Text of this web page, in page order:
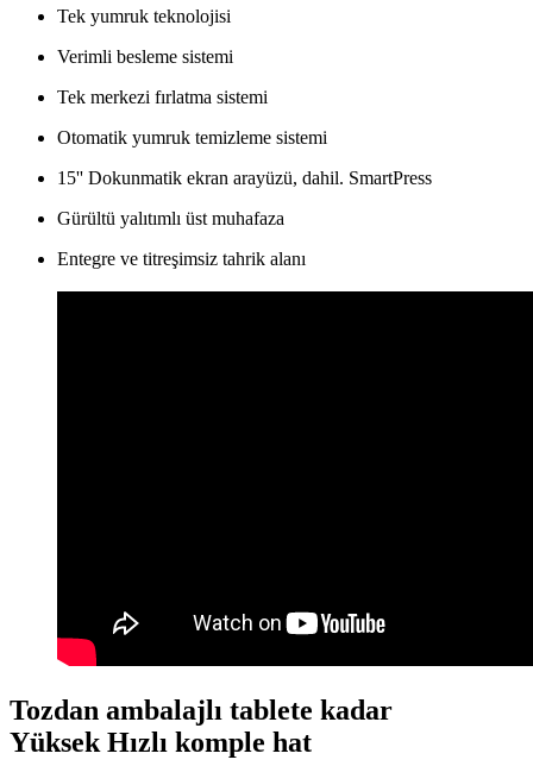
Tek yumruk teknolojisi
Verimli besleme sistemi
Tek merkezi fırlatma sistemi
Otomatik yumruk temizleme sistemi
15'' Dokunmatik ekran arayüzü, dahil. SmartPress
Gürültü yalıtımlı üst muhafaza
Entegre ve titreşimsiz tahrik alanı
Tozdan ambalajlı tablete kadar
Yüksek Hızlı komple hat